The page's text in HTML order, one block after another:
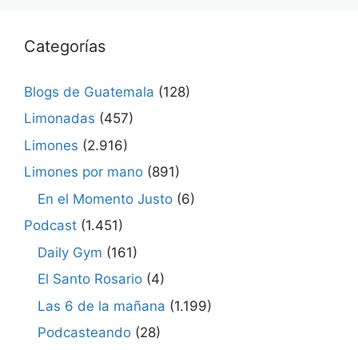
Categorías
Blogs de Guatemala (128)
Limonadas (457)
Limones (2.916)
Limones por mano (891)
En el Momento Justo (6)
Podcast (1.451)
Daily Gym (161)
El Santo Rosario (4)
Las 6 de la mañana (1.199)
Podcasteando (28)